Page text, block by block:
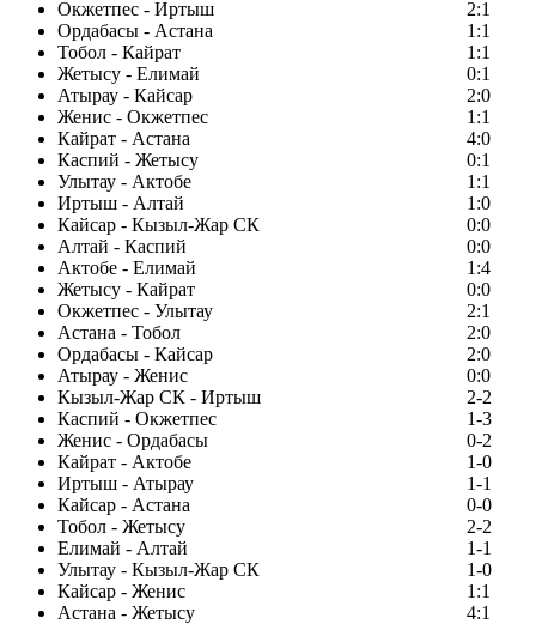
Окжетпес - Иртыш
2:1
Ордабасы - Астана
1:1
Тобол - Кайрат
1:1
Жетысу - Елимай
0:1
Атырау - Кайсар
2:0
Женис - Окжетпес
1:1
Кайрат - Астана
4:0
Каспий - Жетысу
0:1
Улытау - Актобе
1:1
Иртыш - Алтай
1:0
Кайсар - Кызыл-Жар СК
0:0
Алтай - Каспий
0:0
Актобе - Елимай
1:4
Жетысу - Кайрат
0:0
Окжетпес - Улытау
2:1
Астана - Тобол
2:0
Ордабасы - Кайсар
2:0
Атырау - Женис
0:0
Кызыл-Жар СК - Иртыш
2-2
Каспий - Окжетпес
1-3
Женис - Ордабасы
0-2
Кайрат - Актобе
1-0
Иртыш - Атырау
1-1
Кайсар - Астана
0-0
Тобол - Жетысу
2-2
Елимай - Алтай
1-1
Улытау - Кызыл-Жар СК
1-0
Кайсар - Женис
1:1
Астана - Жетысу
4:1